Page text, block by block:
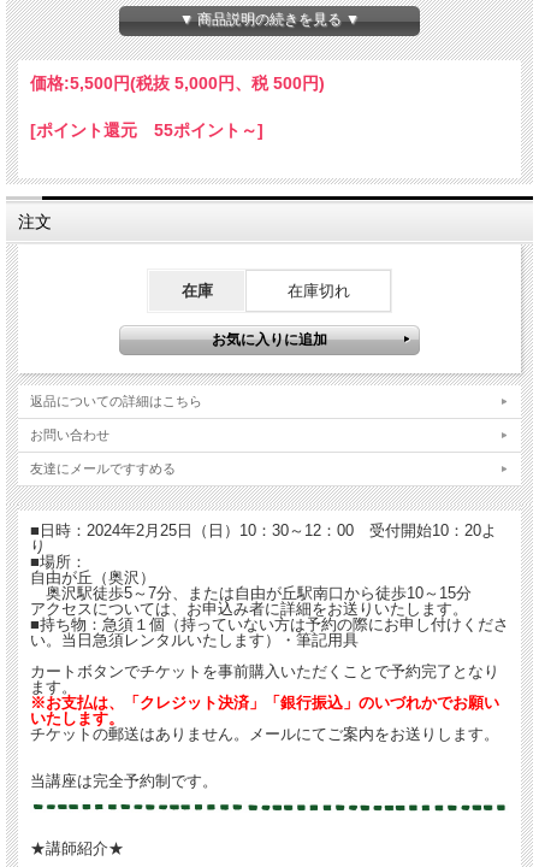
私の急須の使い方あってる？と不安な人も。
あなたのおうちのお茶は、もっともっと美味しく
お茶の世界に触れてみませんか？
スマホから離れ、自分の手を動かして目の前の「お茶をいれる」
というひとつのことに集中するひとときは、頭も気持ちもすっきりさせてくれま
す。 茶のぬくもり、香り、心地よさに包まれる体験にいらしてくださいね。
おいしいお茶のいれ方の「基礎」を行います。
買ったはいいけれど、いまひとつ美味しく入れることができないので入れ方を聞き
▼ 商品説明の続きを見る ▼
価格:5,500円(税抜 5,000円、税 500円)
[ポイント還元 55ポイント～]
注文
在庫 在庫切れ
返品についての詳細はこちら
お問い合わせ
友達にメールですすめる
■日時：2024年2月25日（日）10：30～12：00 受付開始10：20よ
り
■場所：
自由が丘（奥沢）
奥沢駅徒歩5～7分、または自由が丘駅南口から徒歩10～15分
アクセスについては、お申込み者に詳細をお送りいたします。
■持ち物：急須１個（持っていない方は予約の際にお申し付けくださ
い。当日急須レンタルいたします）・筆記用具
カートボタンでチケットを事前購入いただくことで予約完了となり
ます。
※お支払は、「クレジット決済」「銀行振込」のいづれかでお願い
いたします。
チケットの郵送はありません。メールにてご案内をお送りします。
当講座は完全予約制です。
★講師紹介★